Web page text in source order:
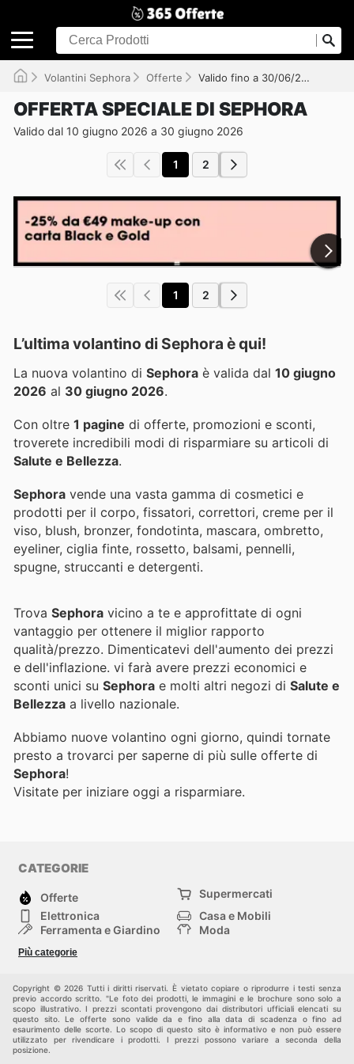
Volantini Sephora Offerte Valido fino a 30/06/2026
OFFERTA SPECIALE DI SEPHORA
Valido dal 10 giugno 2026 a 30 giugno 2026
1 2
1 2
L’ultima volantino di Sephora è qui!
La nuova volantino di Sephora è valida dal 10 giugno
2026 al 30 giugno 2026.
Con oltre 1 pagine di offerte, promozioni e sconti,
troverete incredibili modi di risparmiare su articoli di
Salute e Bellezza.
Sephora vende una vasta gamma di cosmetici e
prodotti per il corpo, fissatori, correttori, creme per il
viso, blush, bronzer, fondotinta, mascara, ombretto,
eyeliner, ciglia finte, rossetto, balsami, pennelli,
spugne, struccanti e detergenti.
Trova Sephora vicino a te e approfittate di ogni
vantaggio per ottenere il miglior rapporto
qualità/prezzo. Dimenticatevi dell'aumento dei prezzi
e dell'inflazione. vi farà avere prezzi economici e
sconti unici su Sephora e molti altri negozi di Salute e
Bellezza a livello nazionale.
Abbiamo nuove volantino ogni giorno, quindi tornate
presto a trovarci per saperne di più sulle offerte di
Sephora!
Visitate per iniziare oggi a risparmiare.
CATEGORIE
Offerte
Supermercati
Elettronica
Casa e Mobili
Ferramenta e Giardino
Moda
Bambini e Neonati
Più categorie
Copyright © 2026 Tutti i diritti riservati. È vietato copiare o riprodurre i testi senza
previo accordo scritto. "Le foto dei prodotti, le immagini e le brochure sono solo a
scopo illustrativo. I prezzi scontati provengono dai distributori ufficiali elencati su
questo sito. Le offerte sono valide da e fino alla data di scadenza o fino ad
esaurimento delle scorte. Lo scopo di questo sito è informativo e non può essere
utilizzato per rivendicare i prodotti. I prezzi possono variare a seconda della
posizione.